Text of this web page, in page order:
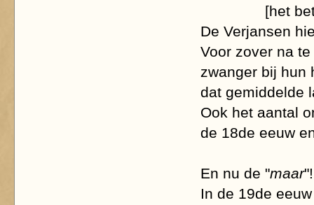
[het
De Verjansen
Voor zover na
zwanger bij hun
dat gemiddelde
Ook het aantal
de 18de eeuw
En nu de "maar"!
In de 19de